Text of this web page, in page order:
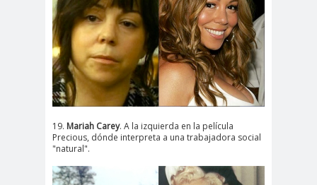
19. Mariah Carey. A la izquierda en la película
Precious, dónde interpreta a una trabajadora social
"natural".